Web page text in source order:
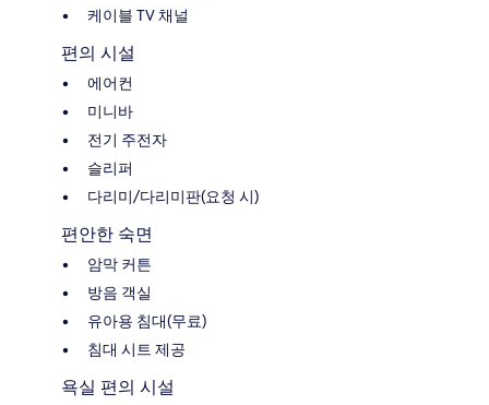
케이블 TV 채널
편의 시설
에어컨
미니바
전기 주전자
슬리퍼
다리미/다리미판(요청 시)
편안한 숙면
암막 커튼
방음 객실
유아용 침대(무료)
침대 시트 제공
욕실 편의 시설